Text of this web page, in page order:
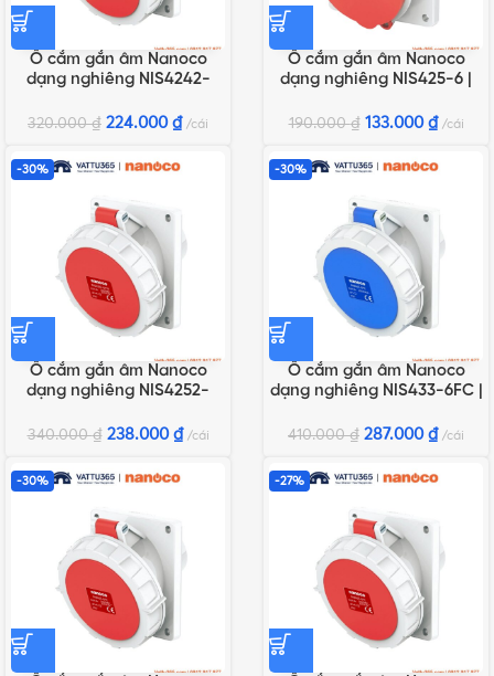
Ổ cắm gắn âm Nanoco
dạng nghiêng NIS4242-
320.000₫ 224.000 ₫ cái
Ổ cắm gắn âm Nanoco
dạng nghiêng NIS425-6 |
190.000₫ 133.000 ₫ cái
-30%
Ổ cắm gắn âm Nanoco
dạng nghiêng NIS4252-
340.000₫ 238.000 ₫ cái
-30%
Ổ cắm gắn âm Nanoco
dạng nghiêng NIS433-6FC |
410.000₫ 287.000 ₫ cái
-30% -27%